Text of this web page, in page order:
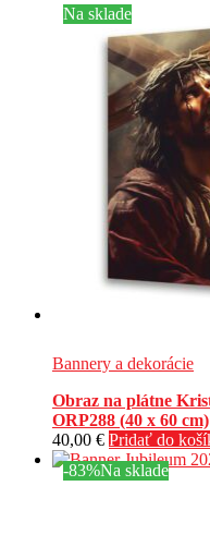
Na sklade
Bannery a dekorácie
Obraz na plátne
ORP288 (40 x 60 cm)
40,00 € Pridať do
-83%Na sklade